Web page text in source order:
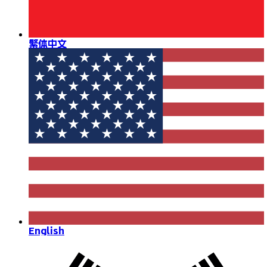
繁体中文
English